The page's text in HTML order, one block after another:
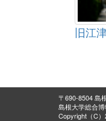
旧江
〒690-8504 島
島根大学総合
Copyright（C